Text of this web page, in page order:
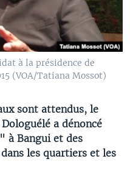
à la présidence de
(VOA/Tatiana Mossot)
sont attendus, le
a dénoncé
à Bangui et des
les quartiers et les